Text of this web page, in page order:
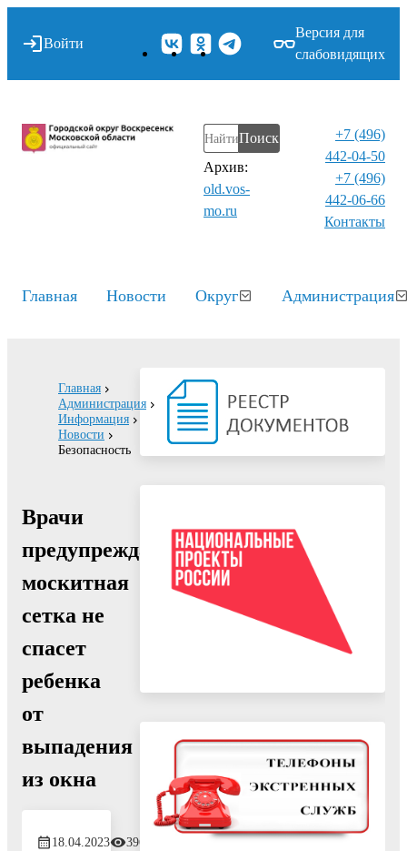
Войти
Версия для
слабовидящих
Поиск
Архив:
old.vos-
mo.ru
+7 (496)
442-04-50
+7 (496)
442-06-66
Контакты⁠
Главная Новости Округ Администрация
Главная
Администрация
Информация
Новости
Безопасность
Врачи
предупреждают:
москитная
сетка не
спасет
ребенка
от
выпадения
из окна
18.04.2023 396